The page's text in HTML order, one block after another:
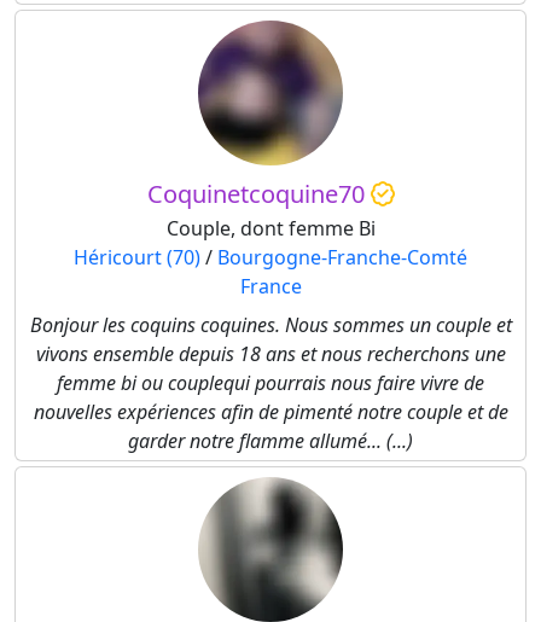
Coquinetcoquine70
Couple, dont femme Bi
Héricourt (70)/ Bourgogne-Franche-Comté
France
Bonjour les coquins coquines. Nous sommes un couple et
vivons ensemble depuis 18 ans et nous recherchons une
femme bi ou couplequi pourrais nous faire vivre de
nouvelles expériences afin de pimenté notre couple et de
garder notre flamme allumé... (...)